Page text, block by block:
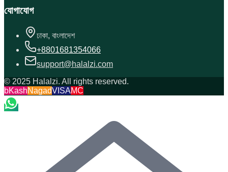
যোগাযোগ
ঢাকা, বাংলাদেশ
+8801681354066
support@halalzi.com
© 2025 Halalzi. All rights reserved.
bKashNagadVISAMC